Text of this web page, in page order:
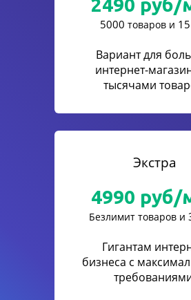
2490 руб/
5000 товаров и 15
Вариант для
интернет-
тысячами
Экстра
4990 руб/
Безлимит товаров и
Гигантам
бизнеса с